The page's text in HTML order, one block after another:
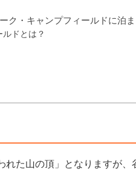
ク・キャンプフィールドに泊ま
ドとは？
れた山の頂」となりますが